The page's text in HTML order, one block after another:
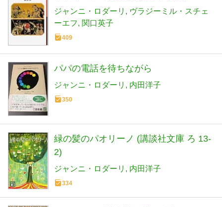
ジャンニ・ロダーリ
ヴラジーミル・スチェ
ーエフ
関口英子
409
パパの電話を待ちながら
ジャンニ・ロダーリ 内田洋子
350
緑の髪のパオリーノ (講談社文庫 ろ 13-
2)
ジャンニ・ロダーリ 内田洋子
334